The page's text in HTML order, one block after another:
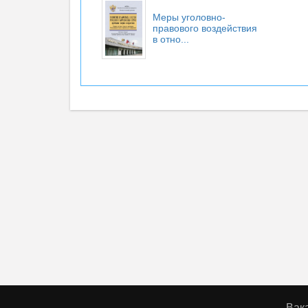
Меры уголовно-
правового воздействия
в отно...